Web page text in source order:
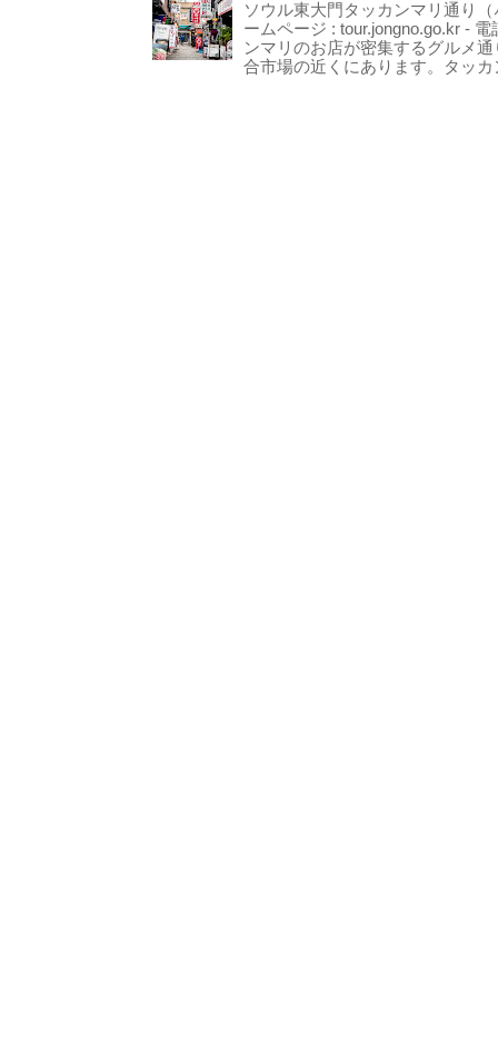
ソウル東大門タッカンマリ通り
ームページ : tour.jongno.go.kr -
ンマリのお店が密集するグルメ
合市場の近くにあります。タッ